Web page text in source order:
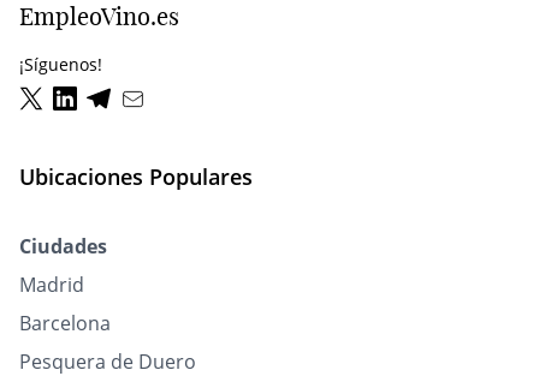
EmpleoVino.es
¡Síguenos!
Ubicaciones Populares
Ciudades
Madrid
Barcelona
Pesquera de Duero